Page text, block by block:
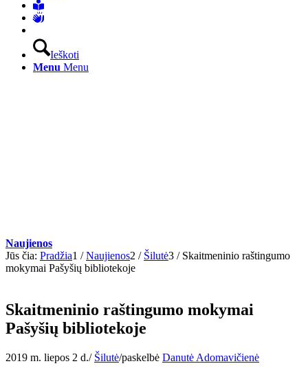
Ieškoti
Menu Menu
Naujienos
Jūs čia: Pradžia1 / Naujienos2 / Šilutė3 / Skaitmeninio raštingumo
mokymai Pašyšių bibliotekoje
Skaitmeninio raštingumo mokymai
Pašyšių bibliotekoje
2019 m. liepos 2 d./ Šilutė/paskelbė Danutė Adomavičienė